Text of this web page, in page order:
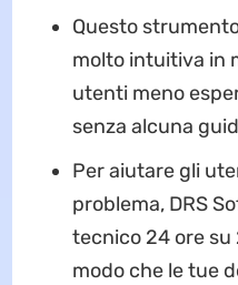
Questo
molto intuitiva in
utenti meno
senza alcuna
Per aiutare gli
problema, DRS
tecnico 24 ore su
modo che le tue